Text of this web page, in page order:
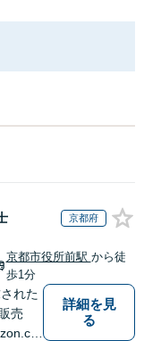
京都府
京都市役所前駅 から徒
歩1分
れた
売
詳細を見
る